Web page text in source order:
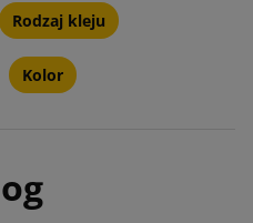
Rodzaj kleju
Kolor